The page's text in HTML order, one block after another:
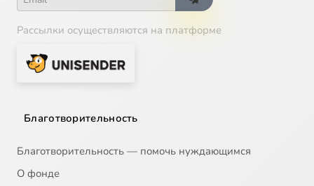
Рассылки осуществляются на платформе
Благотворительность
Благотворительность — помочь нуждающимся
О фонде